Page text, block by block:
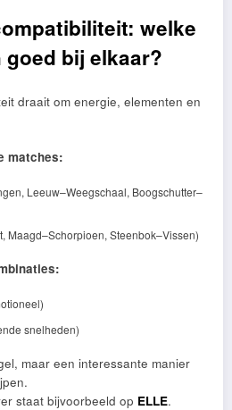
welke
bij elkaar?
draait om energie, elementen en
matches:
Leeuw–Weegschaal, Boogschutter–
Maagd–Schorpioen, Steenbok–Vissen)
snelheden)
maar een interessante manier
staat bijvoorbeeld op ELLE.